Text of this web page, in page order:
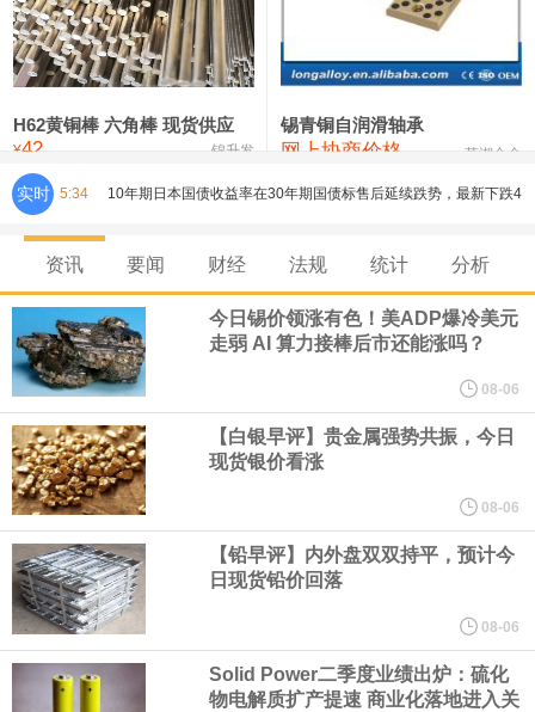
铸造铝合金锭(ZLD104) 24,100—24,300 24,200
压铸锌合金锭 26,250—26,450
氯化镍 38,300—40,300 39,300 0
H62黄铜棒 六角棒 现货供应
¥42 锦升发
锡青铜自润滑轴承
网上协商价格 芜湖合金
实时 5:34 10年期日本国债收益率在30年期国债标售后延续跌势，最新下跌4
个基点至2.765%。30年期日本国债收益率在标售后跌幅略有收窄，
最新下跌3个基点至3.93%。
巴克莱分析师在一份研究报告中表示，人形机器人的部署可能在
2035年之后实现大规模化。
美联储理事库克： 有理由相信通胀水平能够回落。 经济具备韧性，
增速处于 “稳健水平”。
据CME“美联储观察”：美联储到9月维持利率不变的概率为45.6%，
累计加息25个基点的概率为54.4%。美联储到10月维持利率不变的
资讯 要闻 财经 法规 统计 分析
今日锡价领涨有色！美ADP爆冷美元
走弱 AI 算力接棒后市还能涨吗？
08-06
【白银早评】贵金属强势共振，今日
现货银价看涨
08-06
【铅早评】内外盘双双持平，预计今
日现货铅价回落
08-06
Solid Power二季度业绩出炉：硫化
物电解质扩产提速 商业化落地进入关